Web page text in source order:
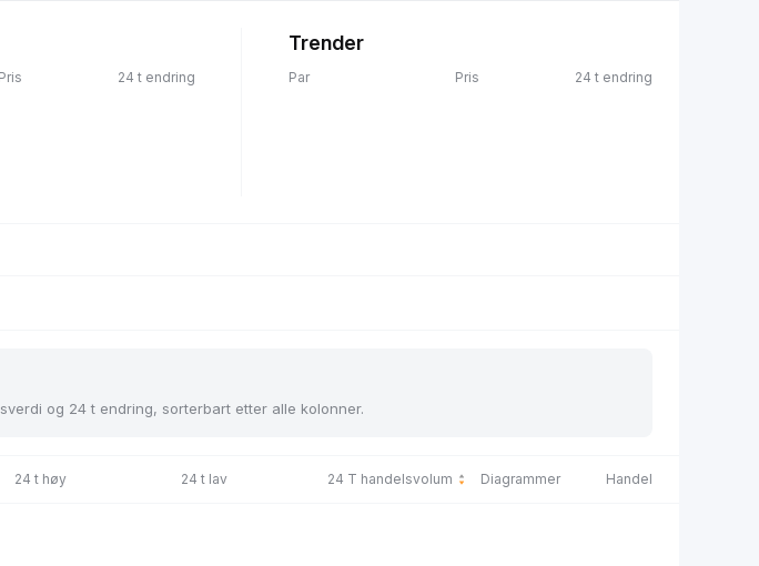
Pris 24 t endring
Trender
Par Pris 24 t endring
og 24 t endring, sorterbart etter alle kolonner.
24 t høy 24 t lav 24 T handelsvolum Diagrammer Handel